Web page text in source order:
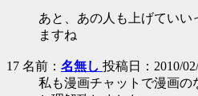
あと、あの人も上げていい
ますね
17 名前： 名無し 投稿日：2010/
私も漫画チャットで漫画